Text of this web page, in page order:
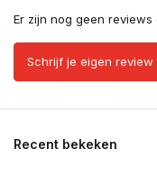
Er zijn nog geen
Schrijf je eigen review
Recent bekeken